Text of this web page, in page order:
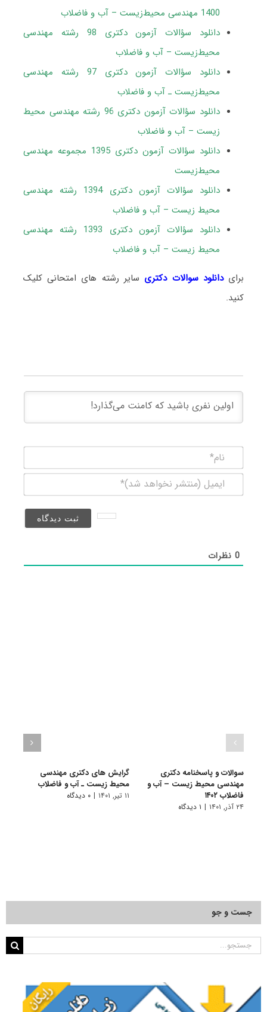
1400 مهندسی محیط‌زیست – آب و فاضلاب
دانلود سؤالات آزمون دکتری 98 رشته مهندسی
محیط‌زیست – آب و فاضلاب
دانلود سؤالات آزمون دکتری 97 رشته مهندسی
محیط‌زیست ـ آب و فاضلاب
دانلود سؤالات آزمون دکتری 96 رشته مهندسی محیط
زیست – آب و فاضلاب
دانلود سؤالات آزمون دکتری 1395 مجموعه مهندسی
محیط‌زیست
دانلود سؤالات آزمون دکتری 1394 رشته مهندسی
محیط زیست – آب و فاضلاب
دانلود سؤالات آزمون دکتری 1393 رشته مهندسی
محیط زیست – آب و فاضلاب
برایدانلود سوالات دکتری سایر رشته های امتحانی کلیک
کنید.
(منتشر
0نظرات
سوالات و پاسخنامه دکتری
مهندسی محیط زیست – آب و
فاضلاب ۱۴۰۲
۲۴ آذر, ۱۴۰۱ | ۱ دیدگاه
گرایش های دکتری مهندسی
محیط زیست ـ آب و ﻓﺎﺿﻼب
۱۱ تیر, ۱۴۰۱ | ۰ دیدگاه
جست و جو
جستجو